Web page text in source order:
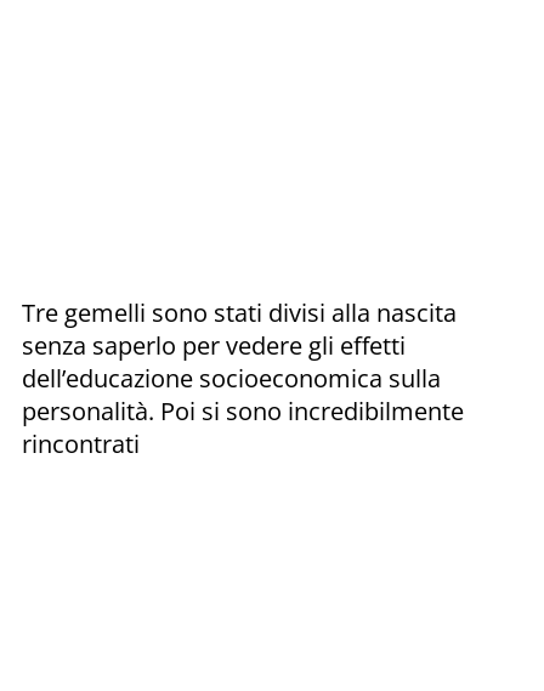
Tre gemelli sono stati divisi alla nascita
senza saperlo per vedere gli effetti
dell’educazione socioeconomica sulla
personalità. Poi si sono incredibilmente
rincontrati